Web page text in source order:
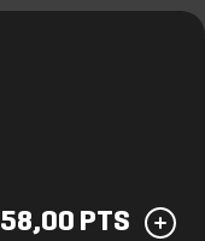
58,00 PTS